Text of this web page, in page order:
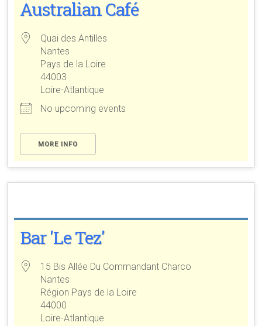
Australian Café
Quai des Antilles
Nantes
Pays de la Loire
44003
Loire-Atlantique
No upcoming events
MORE INFO
Bar 'Le Tez'
15 Bis Allée Du Commandant Charco
Nantes
Région Pays de la Loire
44000
Loire-Atlantique